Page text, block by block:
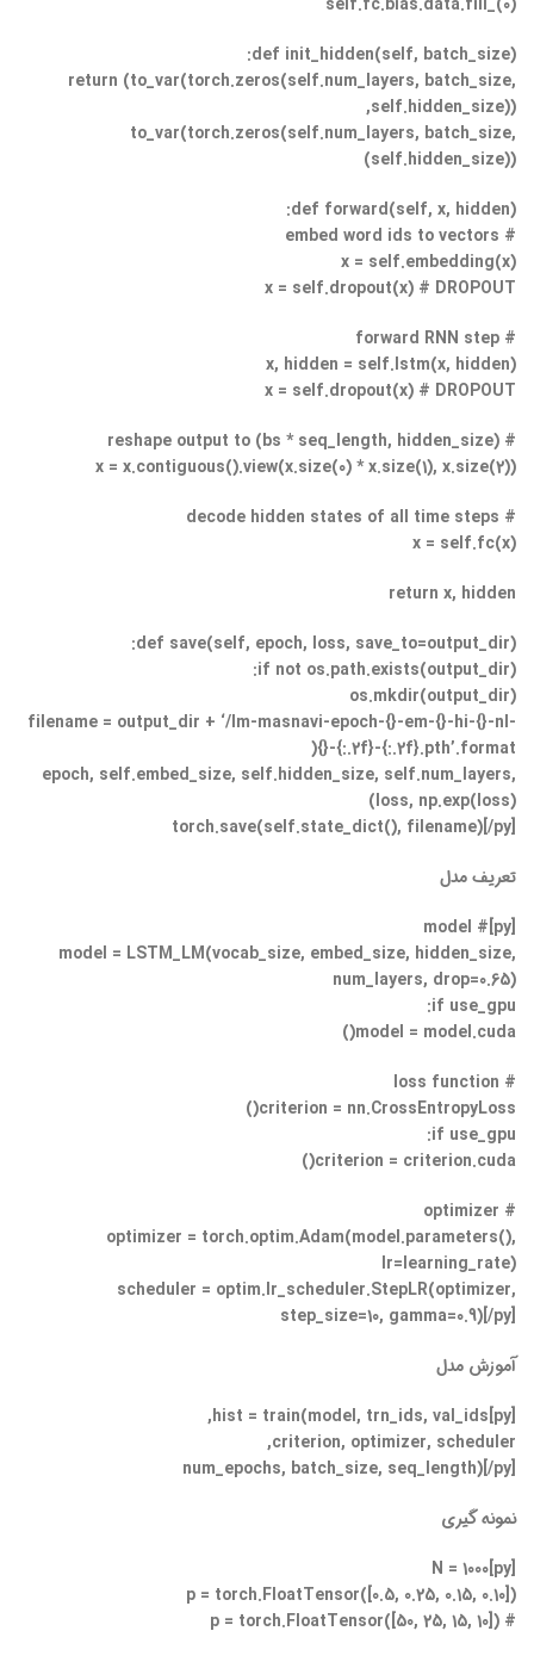
def init_hidden(self, batch_size):
return (to_var(torch.zeros(self.num_layers, batch_size,
self.hidden_size)),
to_var(torch.zeros(self.num_layers, batch_size,
self.hidden_size)))
def forward(self, x, hidden):
# embed word ids to vectors
x = self.embedding(x)
x = self.dropout(x) # DROPOUT
# forward RNN step
x, hidden = self.lstm(x, hidden)
x = self.dropout(x) # DROPOUT
# reshape output to (bs * seq_length, hidden_size)
x = x.contiguous().view(x.size(0) * x.size(1), x.size(2))
# decode hidden states of all time steps
x = self.fc(x)
return x, hidden
def save(self, epoch, loss, save_to=output_dir):
if not os.path.exists(output_dir):
os.mkdir(output_dir)
filename = output_dir + ‘/lm-masnavi-epoch-{}-em-{}-hi-{}-nl-
{}-{:.2f}-{:.2f}.pth’.format(
epoch, self.embed_size, self.hidden_size, self.num_layers,
loss, np.exp(loss))
torch.save(self.state_dict(), filename)[/py]
تعریف مدل
[py]# model
model = LSTM_LM(vocab_size, embed_size, hidden_size,
num_layers, drop=0.65)
if use_gpu:
model = model.cuda()
# loss function
criterion = nn.CrossEntropyLoss()
if use_gpu:
criterion = criterion.cuda()
# optimizer
optimizer = torch.optim.Adam(model.parameters(),
lr=learning_rate)
scheduler = optim.lr_scheduler.StepLR(optimizer,
step_size=10, gamma=0.9)[/py]
آموزش مدل
[py]hist = train(model, trn_ids, val_ids,
criterion, optimizer, scheduler,
num_epochs, batch_size, seq_length)[/py]
نمونه گیری
[py]N = 1000
p = torch.FloatTensor([0.5, 0.25, 0.15, 0.10])
# p = torch.FloatTensor([50, 25, 15, 10])